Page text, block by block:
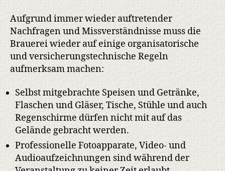
Aufgrund immer wieder auftretender
Nachfragen und Missverständnisse muss die
Brauerei wieder auf einige organisatorische
und versicherungstechnische Regeln
aufmerksam machen:
Selbst mitgebrachte Speisen und Getränke,
Flaschen und Gläser, Tische, Stühle und auch
Regenschirme dürfen nicht mit auf das
Gelände gebracht werden.
Professionelle Fotoapparate, Video- und
Audioaufzeichnungen sind während der